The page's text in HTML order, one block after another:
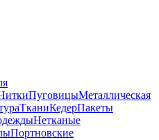
ПуговицыМеталлическая
ТканиКедерПакеты
Нетканые
Портновские